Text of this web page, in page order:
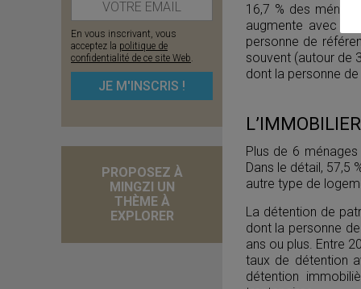
16,7 % des
augmente avec le
personne de
souvent (autour de
dont la personne
Plus de 6
Dans le détail, 57,5
autre type de
La détention de
dont la personne
ans ou plus. Entre
taux de détention
détention
En vous inscrivant, vous
acceptez la politique de
confidentialité de ce site Web.
PROPOSEZ À
MINGZI UN
THÈME À
EXPLORER